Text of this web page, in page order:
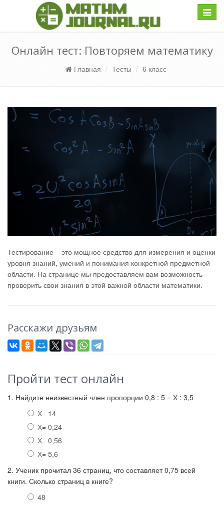
Онлайн тест: Повторяем математику
Главная Тесты 6 класс
Тестирование – это мощное средство для измерения и оценки
уровня знаний, умений и понимания конкретной предметной
области. На странице мы предоставляем вам возможность
проверить свои знания в этой важной области математики.
Расскажи друзьям
Пройти тест онлайн
1. Найдите неизвестный член пропорции 0,8 : 5 = Х : 3,5
Х= 14
Х= 0,24
Х= 0,56
Х= 5,6
2. Ученик прочитал 36 страниц, что составляет 0,75 всей
книги. Сколько страниц в книге?
48